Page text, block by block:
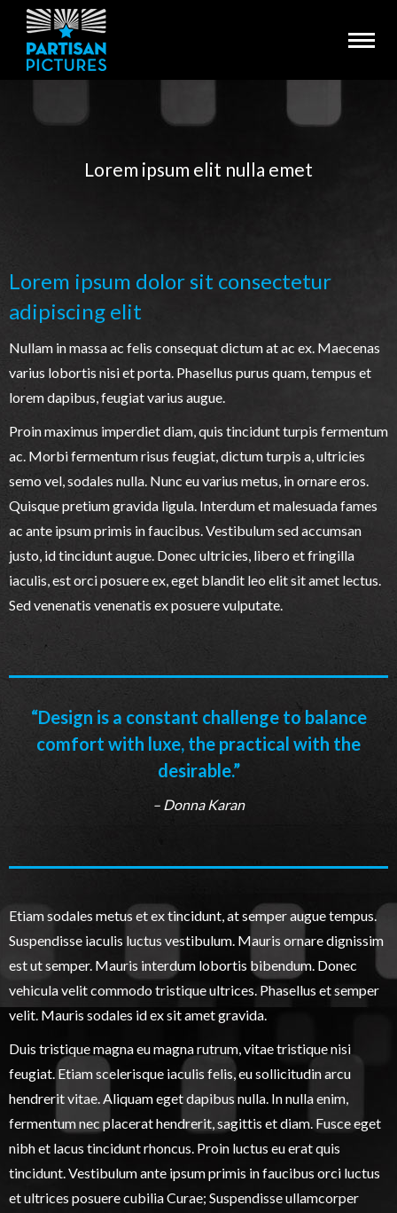
Lorem ipsum elit nulla emet
Lorem ipsum dolor sit consectetur
adipiscing elit
Nullam in massa ac felis consequat dictum at ac ex. Maecenas
varius lobortis nisi et porta. Phasellus purus quam, tempus et
lorem dapibus, feugiat varius augue.
Proin maximus imperdiet diam, quis tincidunt turpis fermentum
ac. Morbi fermentum risus feugiat, dictum turpis a, ultricies
semo vel, sodales nulla. Nunc eu varius metus, in ornare eros.
Quisque pretium gravida ligula. Interdum et malesuada fames
ac ante ipsum primis in faucibus. Vestibulum sed accumsan
justo, id tincidunt augue. Donec ultricies, libero et fringilla
iaculis, est orci posuere ex, eget blandit leo elit sit amet lectus.
Sed venenatis venenatis ex posuere vulputate.
“Design is a constant challenge to balance
comfort with luxe, the practical with the
desirable.”
– Donna Karan
Etiam sodales metus et ex tincidunt, at semper augue tempus.
Suspendisse iaculis luctus vestibulum. Mauris ornare dignissim
est ut semper. Mauris interdum lobortis bibendum. Donec
vehicula velit commodo tristique ultrices. Phasellus et semper
velit. Mauris sodales id ex sit amet gravida.
Duis tristique magna eu magna rutrum, vitae tristique nisi
feugiat. Etiam scelerisque iaculis felis, eu sollicitudin arcu
hendrerit vitae. Aliquam eget dapibus nulla. In nulla enim,
fermentum nec placerat hendrerit, sagittis et diam. Fusce eget
nibh et lacus tincidunt rhoncus. Proin luctus eu erat quis
tincidunt. Vestibulum ante ipsum primis in faucibus orci luctus
et ultrices posuere cubilia Curae; Suspendisse ullamcorper